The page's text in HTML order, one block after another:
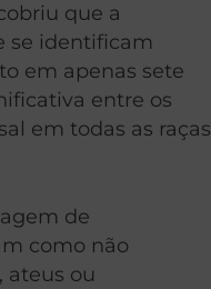
que a
se identificam
em apenas sete
entre os
em todas as raças
de
como não
ateus ou